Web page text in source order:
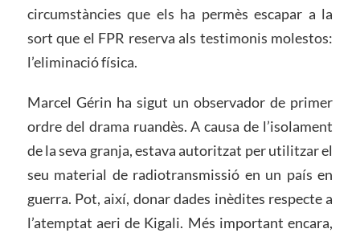
circumstàncies que els ha permès escapar a la
sort que el FPR reserva als testimonis molestos:
l’eliminació física.
Marcel Gérin ha sigut un observador de primer
ordre del drama ruandès. A causa de l’isolament
de la seva granja, estava autoritzat per utilitzar el
seu material de radiotransmissió en un país en
guerra. Pot, així, donar dades inèdites respecte a
l’atemptat aeri de Kigali. Més important encara,